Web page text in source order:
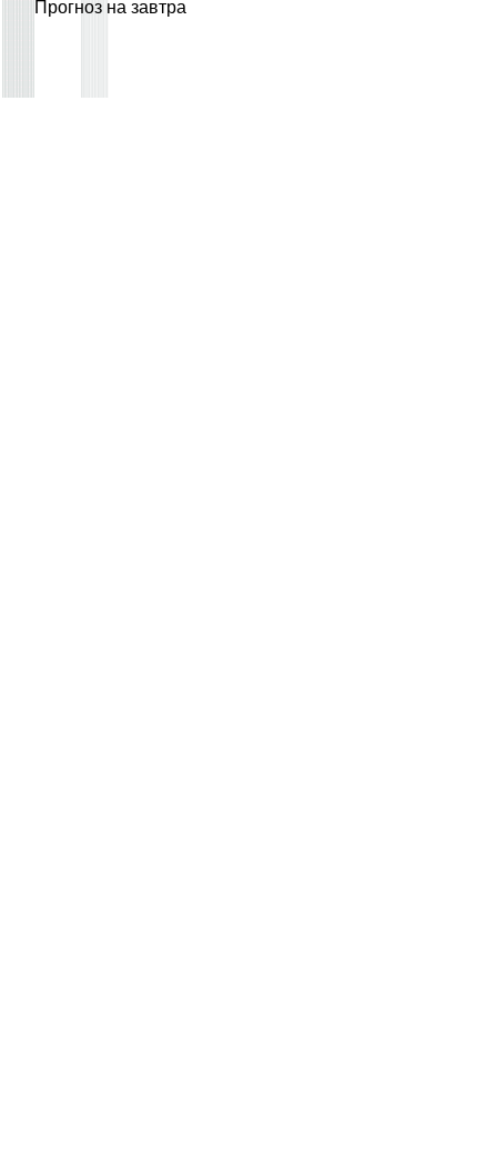
Прогноз на завтра